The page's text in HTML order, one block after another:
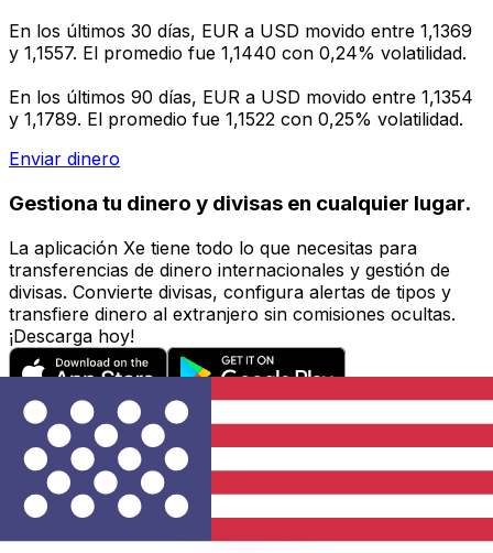
En los últimos 30 días, EUR a USD movido entre 1,1369
y 1,1557. El promedio fue 1,1440 con 0,24% volatilidad.
En los últimos 90 días, EUR a USD movido entre 1,1354
y 1,1789. El promedio fue 1,1522 con 0,25% volatilidad.
Enviar dinero
Gestiona tu dinero y divisas en cualquier lugar.
La aplicación Xe tiene todo lo que necesitas para
transferencias de dinero internacionales y gestión de
divisas. Convierte divisas, configura alertas de tipos y
transfiere dinero al extranjero sin comisiones ocultas.
¡Descarga hoy!